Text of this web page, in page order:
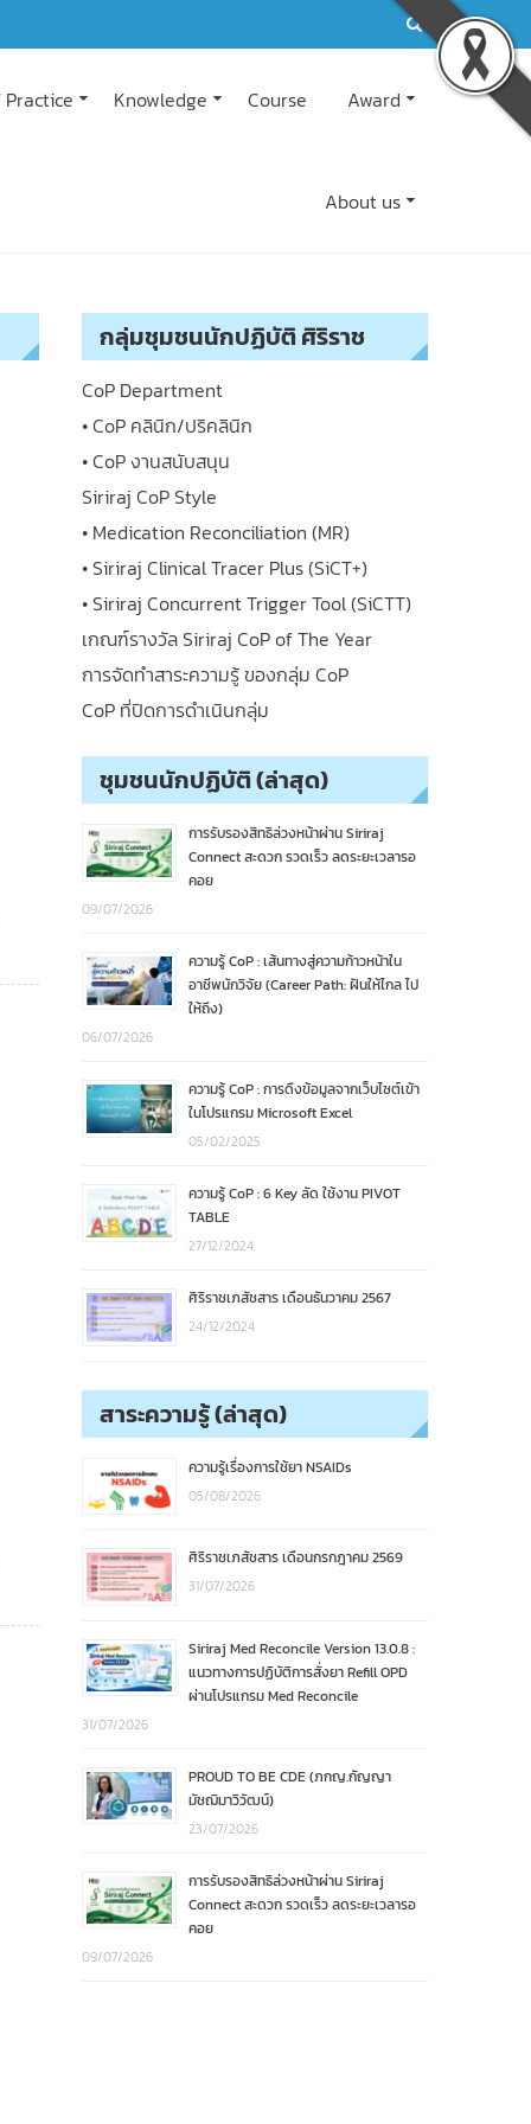
Knowledge Course Award
About us
กลุ่มชุมชนนักปฏิบัติ ศิริราช
CoP Department
• CoP คลินิก/ปริคลินิก
• CoP งานสนับสนุน
Siriraj CoP Style
• Medication Reconciliation (MR)
• Siriraj Clinical Tracer Plus (SiCT+)
• Siriraj Concurrent Trigger Tool (SiCTT)
เกณฑ์รางวัล Siriraj CoP of The Year
การจัดทำสาระความรู้ ของกลุ่ม CoP
CoP ที่ปิดการดำเนินกลุ่ม
ชุมชนนักปฏิบัติ (ล่าสุด)
การรับรองสิทธิล่วงหน้าผ่าน Siriraj
Connect สะดวก รวดเร็ว ลดระยะเวลารอ
คอย
09/07/2026
ความรู้ CoP : เส้นทางสู่ความก้าวหน้าใน
อาชีพนักวิจัย (Career Path: ฝันให้ไกล ไป
ให้ถึง)
06/07/2026
ความรู้ CoP : การดึงข้อมูลจากเว็บไซต์เข้า
ในโปรแกรม Microsoft Excel
05/02/2025
ความรู้ CoP : 6 Key ลัด ใช้งาน PIVOT
TABLE
27/12/2024
ศิริราชเภสัชสาร เดือนธันวาคม 2567
24/12/2024
สาระความรู้ (ล่าสุด)
ความรู้เรื่องการใช้ยา NSAIDs
05/08/2026
ศิริราชเภสัชสาร เดือนกรกฎาคม 2569
31/07/2026
Siriraj Med Reconcile Version 13.0.8 :
แนวทางการปฏิบัติการสั่งยา Refill OPD
ผ่านโปรแกรม Med Reconcile
31/07/2026
PROUD TO BE CDE (ภกญ.กัญญา
มัชฌิมาวิวัฒน์)
23/07/2026
การรับรองสิทธิล่วงหน้าผ่าน Siriraj
Connect สะดวก รวดเร็ว ลดระยะเวลารอ
คอย
09/07/2026